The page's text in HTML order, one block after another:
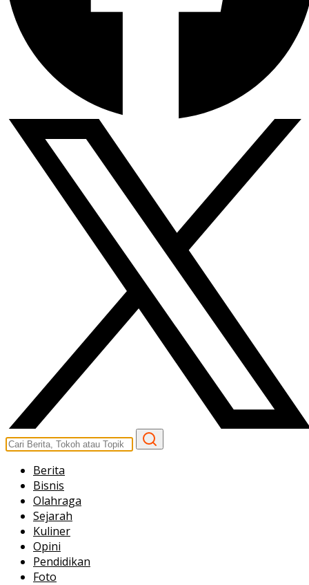
Berita
Bisnis
Olahraga
Sejarah
Kuliner
Opini
Pendidikan
Foto